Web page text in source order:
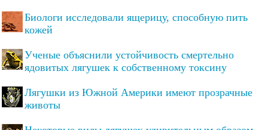
Биологи исследовали ящерицу, способную пить
кожей
Ученые объяснили устойчивость смертельно
ядовитых лягушек к собственному токсину
Лягушки из Южной Америки имеют прозрачные
животы